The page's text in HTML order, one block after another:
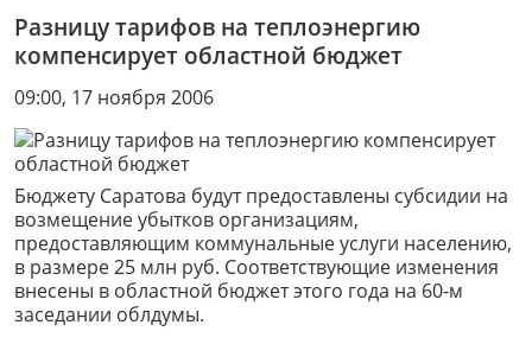
Разницу тарифов на теплоэнергию
компенсирует областной бюджет
09:00, 17 ноября 2006
Бюджету Саратова будут предоставлены субсидии на
возмещение убытков организациям,
предоставляющим коммунальные услуги населению,
в размере 25 млн руб. Соответствующие изменения
внесены в областной бюджет этого года на 60-м
заседании облдумы.